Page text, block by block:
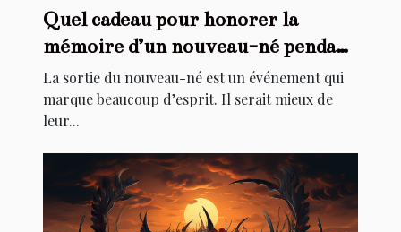
Quel cadeau pour honorer la
mémoire d’un nouveau-né pendant
son baptême ?
La sortie du nouveau-né est un événement qui
marque beaucoup d’esprit. Il serait mieux de
leur...